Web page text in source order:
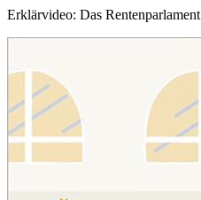
Erklärvideo: Das Rentenparlament